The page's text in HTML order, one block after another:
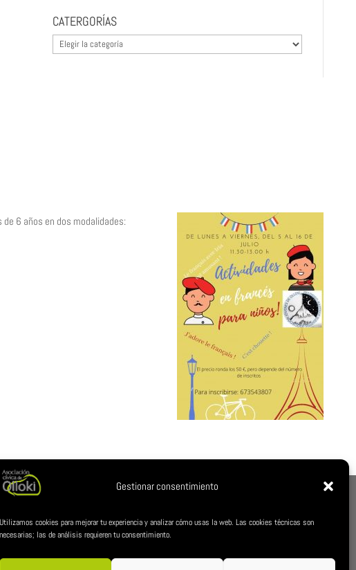
Gestionar consentimiento
Utilizamos cookies para mejorar tu experiencia y analizar cómo usas la web. Las cookies técnicas son
necesarias; las de análisis requieren tu consentimiento.
CATERGORÍAS
CATERGORÍAS
de 6 años en dos modalidades:
REDES CÍVICA